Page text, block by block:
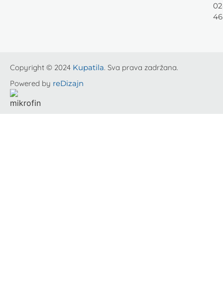
46
Copyright © 2024 Kupatila. Sva prava zadržana.
Powered by reDizajn